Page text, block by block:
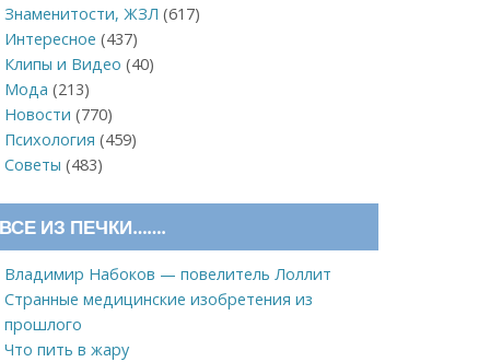
Знаменитости, ЖЗЛ (617)
Интересное (437)
Клипы и Видео (40)
Мода (213)
Новости (770)
Психология (459)
Советы (483)
ВСЕ ИЗ ПЕЧКИ…….
Владимир Набоков — повелитель Лоллит
Странные медицинские изобретения из
прошлого
Что пить в жару